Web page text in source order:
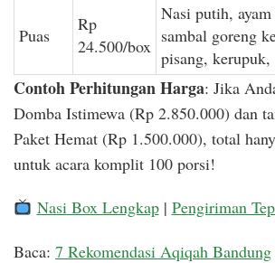
Puas
Rp
24.500/box
Nasi putih,
sambal goreng
pisang,
Contoh Perhitungan Harga: Jika
Domba Istimewa (Rp 2.850.000) dan
Paket Hemat (Rp 1.500.000), total
untuk acara komplit 100 porsi!
Nasi Box Lengkap| Pengiriman
Baca: 7 Rekomendasi Aqiqah Bandung